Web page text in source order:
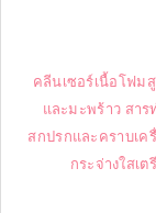
คลีนเซอร์เนื้อโฟม
และมะพร้าว สา
สกปรกและคราบเค
กระจ่างใสเ